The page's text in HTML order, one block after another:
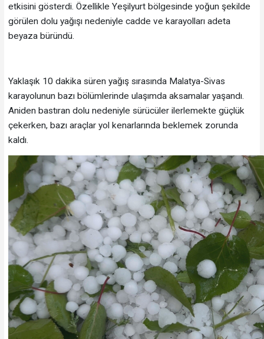
etkisini gösterdi. Özellikle Yeşilyurt bölgesinde yoğun şekilde
görülen dolu yağışı nedeniyle cadde ve karayolları adeta
beyaza büründü.
Yaklaşık 10 dakika süren yağış sırasında Malatya-Sivas
karayolunun bazı bölümlerinde ulaşımda aksamalar yaşandı.
Aniden bastıran dolu nedeniyle sürücüler ilerlemekte güçlük
çekerken, bazı araçlar yol kenarlarında beklemek zorunda
kaldı.